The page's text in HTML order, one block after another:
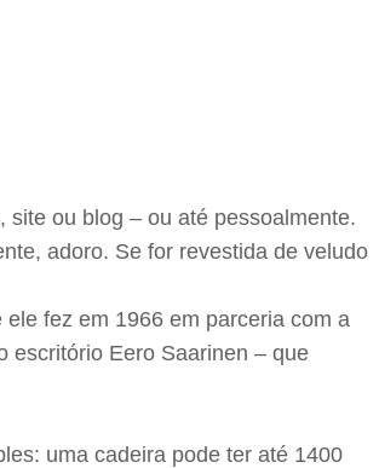
ou blog – ou até pessoalmente.
adoro. Se for revestida de veludo
ele fez em 1966 em parceria com a
escritório Eero Saarinen – que
uma cadeira pode ter até 1400